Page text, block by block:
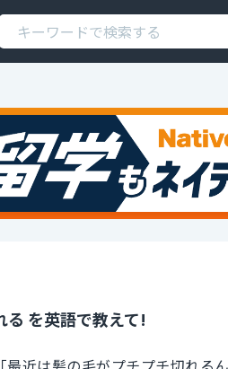
る を英語で教えて!